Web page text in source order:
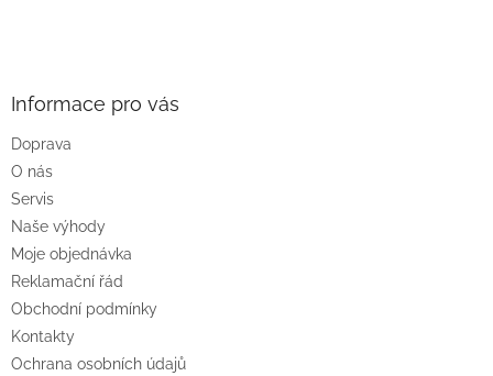
Informace pro vás
Doprava
O nás
Servis
Naše výhody
Moje objednávka
Reklamační řád
Obchodní podmínky
Kontakty
Ochrana osobních údajů